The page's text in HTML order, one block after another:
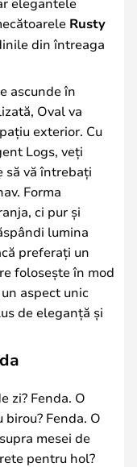
Rusty
din întreaga
ascunde în
Oval va
exterior. Cu
Logs, veți
să vă întrebați
Forma
ci pur și
lumina
preferați un
folosește în mod
aspect unic
de eleganță și
zi? Fenda. O
Fenda. O
mesei de
pentru hol?